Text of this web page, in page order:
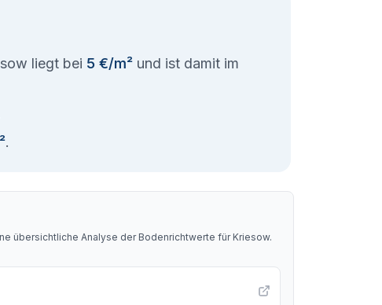
liegt bei 5 €/m² und ist damit im
.
übersichtliche Analyse der Bodenrichtwerte für Kriesow.